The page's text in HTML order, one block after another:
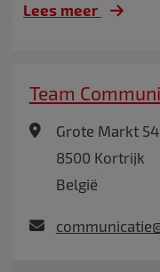
Lees meer
Team
Grote Markt 54
8500 Kortrijk
België